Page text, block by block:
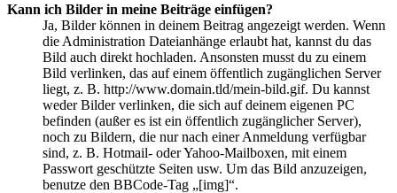
Kann ich Bilder in meine Beiträge einfügen?
Ja, Bilder können in deinem Beitrag angezeigt werden. Wenn
die Administration Dateianhänge erlaubt hat, kannst du das
Bild auch direkt hochladen. Ansonsten musst du zu einem
Bild verlinken, das auf einem öffentlich zugänglichen Server
liegt, z. B. http://www.domain.tld/mein-bild.gif. Du kannst
weder Bilder verlinken, die sich auf deinem eigenen PC
befinden (außer es ist ein öffentlich zugänglicher Server),
noch zu Bildern, die nur nach einer Anmeldung verfügbar
sind, z. B. Hotmail- oder Yahoo-Mailboxen, mit einem
Passwort geschützte Seiten usw. Um das Bild anzuzeigen,
benutze den BBCode-Tag „[img]“.